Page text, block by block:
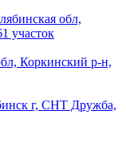
обл,
участок
Коркинский р-н,
г, СНТ Дружба,